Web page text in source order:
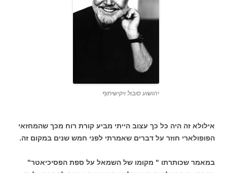
יהושוע סובול ויקישיתוף
אילולא זה היה כל כך עצוב הייתי מביע קורת רוח מכך שהמחזאי
הפופולארי חוזר על דברים שאמרתי לפני חמש שנים במקום זה.
במאמר שכותרתו " מקומו של השמאל על ספת הפסיכיאטר"